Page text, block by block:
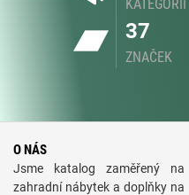
KATEGORIÍ
37
ZNAČEK
O NÁS
Jsme katalog zaměřený na
zahradní nábytek a doplňky na